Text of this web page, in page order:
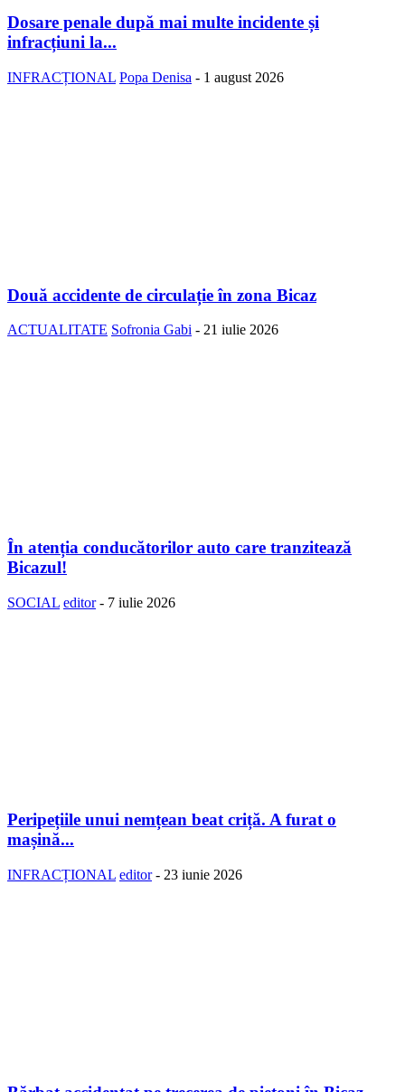
Dosare penale după mai multe incidente și
infracțiuni la...
INFRACȚIONAL Popa Denisa - 1 august 2026
Două accidente de circulație în zona Bicaz
ACTUALITATE Sofronia Gabi - 21 iulie 2026
În atenția conducătorilor auto care tranzitează
Bicazul!
SOCIAL editor - 7 iulie 2026
Peripețiile unui nemțean beat criță. A furat o
mașină...
INFRACȚIONAL editor - 23 iunie 2026